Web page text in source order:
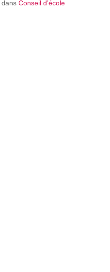
dansConseil d’école